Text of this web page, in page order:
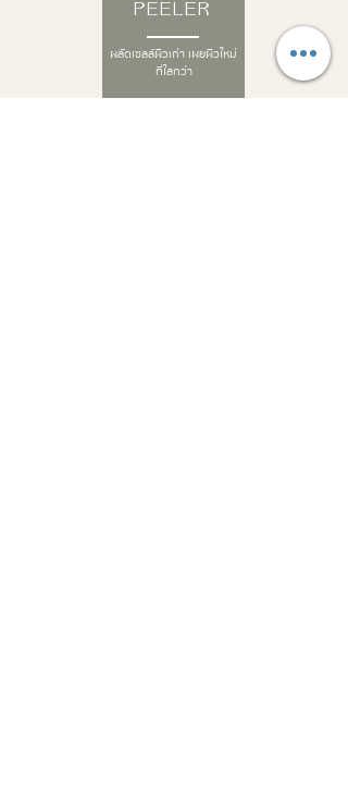
PEELER
ผลัดเซลล์ผิวเก่า เผยผิวใหม่
ที่ใสกว่า